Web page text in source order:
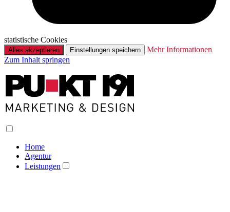
statistische Cookies
Alles akzeptieren Einstellungen speichern
Mehr Informationen
Zum Inhalt springen
Home
Agentur
Leistungen